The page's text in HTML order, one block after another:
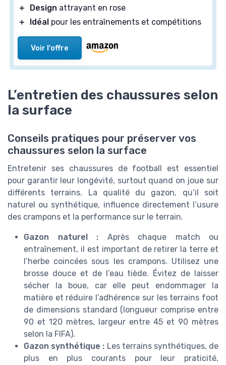
＋
Design attrayant en rose
＋
Idéal pour les entraînements et compétitions
Voir l'offre
L’entretien des chaussures selon
la surface
Conseils pratiques pour préserver vos
chaussures selon la surface
Entretenir ses chaussures de football est essentiel
pour garantir leur longévité, surtout quand on joue sur
différents terrains. La qualité du gazon, qu’il soit
naturel ou synthétique, influence directement l’usure
des crampons et la performance sur le terrain.
Gazon naturel : Après chaque match ou
entraînement, il est important de retirer la terre et
l’herbe coincées sous les crampons. Utilisez une
brosse douce et de l’eau tiède. Évitez de laisser
sécher la boue, car elle peut endommager la
matière et réduire l’adhérence sur les terrains foot
de dimensions standard (longueur comprise entre
90 et 120 mètres, largeur entre 45 et 90 mètres
selon la FIFA).
Gazon synthétique : Les terrains synthétiques, de
plus en plus courants pour leur praticité,